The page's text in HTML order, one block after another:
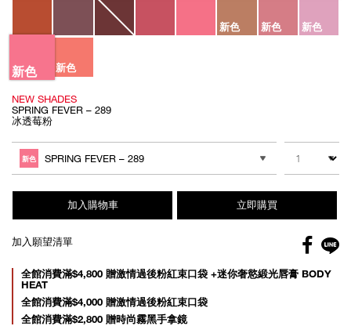
新色 新色 新色
新色 新色
NEW SHADES
SPRING FEVER – 289
冰透莓粉
to
cart
options
Actions
其他色系
新色 SPRING FEVER – 289
數量
加入購物車 立即購買
加入願望清單
Promotions
全館消費滿$4,800 贈激情過後粉紅束口袋 +迷你奢慾緞光唇膏 BODY
HEAT
全館消費滿$4,000 贈激情過後粉紅束口袋
全館消費滿$2,800 贈時尚霧黑手拿鏡